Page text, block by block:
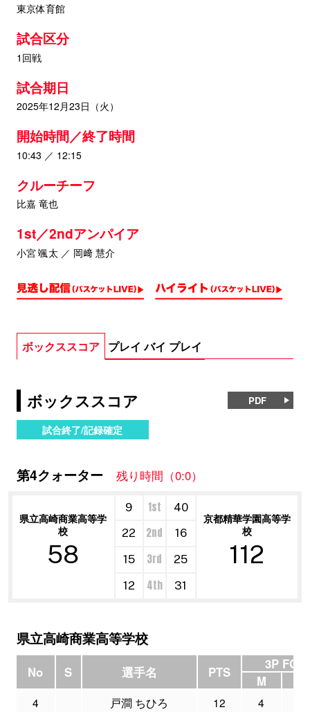
東京体育館
試合区分
1回戦
試合期日
2025年12月23日（火）
開始時間／終了時間
10:43 ／ 12:15
クルーチーフ
比嘉 竜也
1st／2ndアンパイア
小宮 颯太 ／ 岡﨑 慧介
ボックススコア プレイ バイ プレイ
ボックススコア PDF
試合終了/記録確定
第4クォーター 残り時間（0:0）
県立高崎商業高等学
校
58
9 1st 40
京都精華学園高等学
校
112
22 2nd
16
15
3rd
25
12
4th 31
県立高崎商業高等学校
No S 選手名 PTS
3P FG
M
4 戸澗 ちひろ 12 4